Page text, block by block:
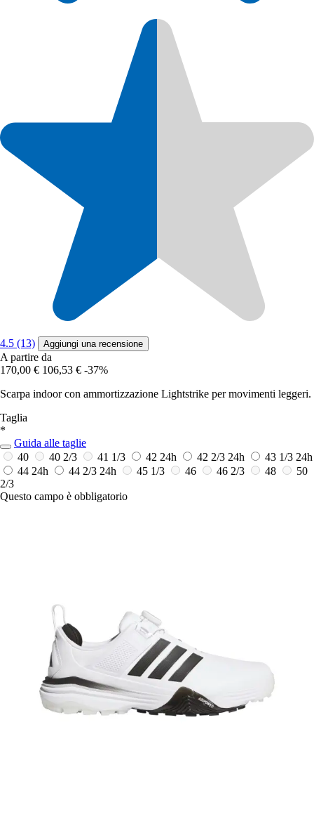
4.5 (13) Aggiungi una recensione
A partire da
170,00 € 106,53 € -37%
Scarpa indoor con ammortizzazione Lightstrike per movimenti leggeri.
Taglia
*
Guida alle taglie
40
40 2/3 41 1/3 42 24h 42 2/3 24h 43 1/3 24h
44 24h 44 2/3 24h 45 1/3 46 46 2/3 48
50
2/3
Questo campo è obbligatorio